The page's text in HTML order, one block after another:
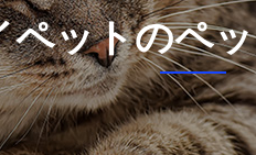
ペットのペ